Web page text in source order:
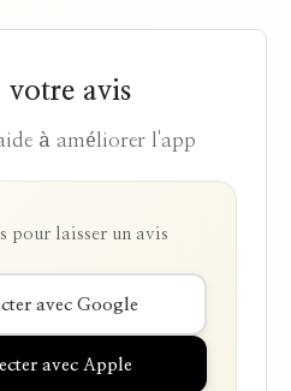
utilisant ces patterns.
votre avis
à améliorer l'app
pour laisser un avis
avec Google
avec Apple